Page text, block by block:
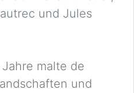
und Jules
malte de
und